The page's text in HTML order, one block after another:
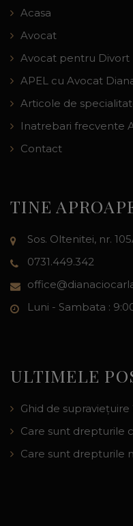
Acasa
Avocat
Avocat pentru Divort
APEL cu Avocat
Articole de
Inatrebari frecvente
Contact
TINE
Sos. Oltenitei, nr.
0731.449.342
Luni - Sambata :
ULTIMELE
Ghid de
Care sunt drepturile
Care sunt drepturile